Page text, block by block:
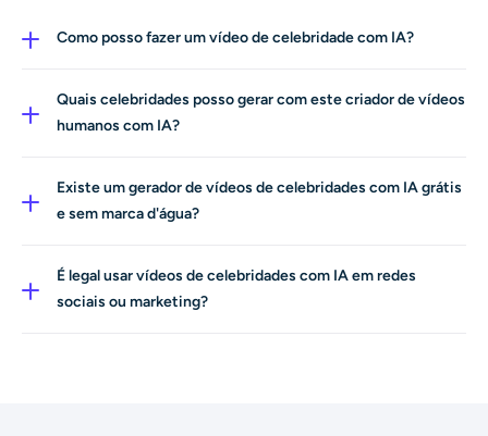
Como posso fazer um vídeo de celebridade com IA?
IA usando o gerador de vídeos com IA da AI Ease. Basta
enviar uma foto ou digitar um prompt de texto curto e
Quais celebridades posso gerar com este criador de vídeos
humanos com IA?
visual de celebridade, como ícones clássicos e estrelas
em alta. Ou você pode criar personalidades fictícias com
Existe um gerador de vídeos de celebridades com IA grátis
e sem marca d'água?
celebridade com IA. Depois disso, faça o upgrade para
exportações em HD sem marca d'água e acesso total
É legal usar vídeos de celebridades com IA em redes
sociais ou marketing?